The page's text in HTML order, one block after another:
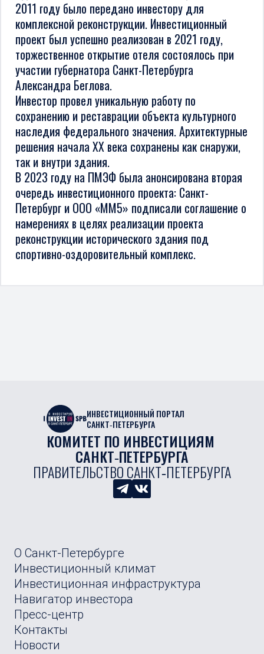
2011 году было передано инвестору для
комплексной реконструкции. Инвестиционный
проект был успешно реализован в 2021 году,
торжественное открытие отеля состоялось при
участии губернатора Санкт-Петербурга
Александра Беглова.
Инвестор провел уникальную работу по
сохранению и реставрации объекта культурного
наследия федерального значения. Архитектурные
решения начала XX века сохранены как снаружи,
так и внутри здания.
В 2023 году на ПМЭФ была анонсирована вторая
очередь инвестиционного проекта: Санкт-
Петербург и ООО «ММ5» подписали соглашение о
намерениях в целях реализации проекта
реконструкции исторического здания под
спортивно-оздоровительный комплекс.
ИНВЕСТИЦИОННЫЙ ПОРТАЛ
САНКТ‑ПЕТЕРБУРГА
КОМИТЕТ ПО ИНВЕСТИЦИЯМ
САНКТ‑ПЕТЕРБУРГА
ПРАВИТЕЛЬСТВО САНКТ‑ПЕТЕРБУРГА
О Санкт-Петербурге
Инвестиционный климат
Инвестиционная инфраструктура
Навигатор инвестора
Пресс-центр
Контакты
Новости